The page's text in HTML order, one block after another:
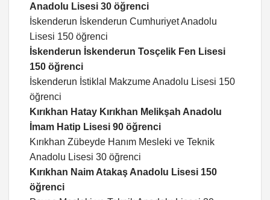
Anadolu Lisesi 30 öğrenci
İskenderun İskenderun Cumhuriyet Anadolu
Lisesi 150 öğrenci
İskenderun İskenderun Tosçelik Fen Lisesi
150 öğrenci
İskenderun İstiklal Makzume Anadolu Lisesi 150
öğrenci
Kırıkhan Hatay Kırıkhan Melikşah Anadolu
İmam Hatip Lisesi 90 öğrenci
Kırıkhan Zübeyde Hanım Mesleki ve Teknik
Anadolu Lisesi 30 öğrenci
Kırıkhan Naim Atakaş Anadolu Lisesi 150
öğrenci